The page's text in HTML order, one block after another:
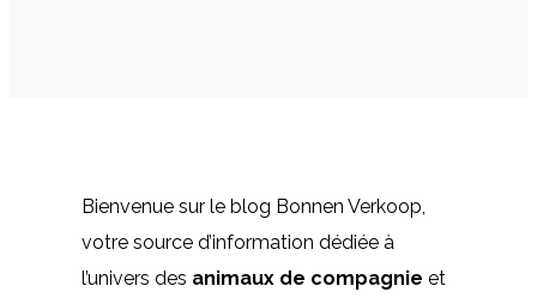
Bienvenue sur le blog Bonnen Verkoop,
votre source d’information dédiée à
l’univers des animaux de compagnie et